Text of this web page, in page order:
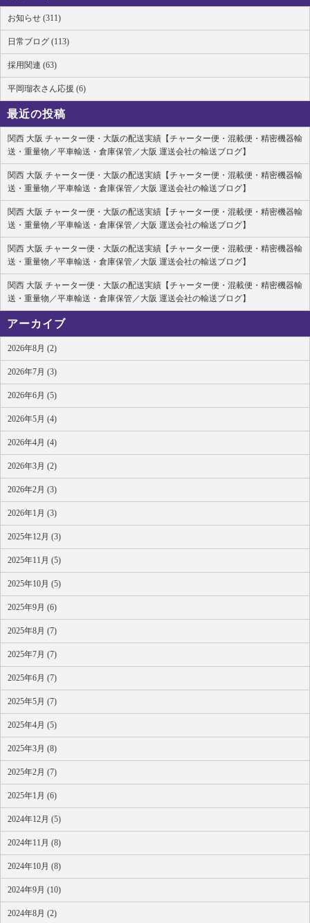
お知らせ (311)
日常ブログ (113)
採用関連 (63)
平岡瑠衣さん応援 (6)
最近の投稿
関西 大阪 チャーター便・大阪の配送実績【チャーター便・混載便・精密機器輸
送・重量物／平車輸送・倉庫保管／大阪 運送会社の輸送ブログ】
関西 大阪 チャーター便・大阪の配送実績【チャーター便・混載便・精密機器輸
送・重量物／平車輸送・倉庫保管／大阪 運送会社の輸送ブログ】
関西 大阪 チャーター便・大阪の配送実績【チャーター便・混載便・精密機器輸
送・重量物／平車輸送・倉庫保管／大阪 運送会社の輸送ブログ】
関西 大阪 チャーター便・大阪の配送実績【チャーター便・混載便・精密機器輸
送・重量物／平車輸送・倉庫保管／大阪 運送会社の輸送ブログ】
関西 大阪 チャーター便・大阪の配送実績【チャーター便・混載便・精密機器輸
送・重量物／平車輸送・倉庫保管／大阪 運送会社の輸送ブログ】
アーカイブ
2026年8月 (2)
2026年7月 (3)
2026年6月 (5)
2026年5月 (4)
2026年4月 (4)
2026年3月 (2)
2026年2月 (3)
2026年1月 (3)
2025年12月 (3)
2025年11月 (5)
2025年10月 (5)
2025年9月 (6)
2025年8月 (7)
2025年7月 (7)
2025年6月 (7)
2025年5月 (7)
2025年4月 (5)
2025年3月 (8)
2025年2月 (7)
2025年1月 (6)
2024年12月 (5)
2024年11月 (8)
2024年10月 (8)
2024年9月 (10)
2024年8月 (2)